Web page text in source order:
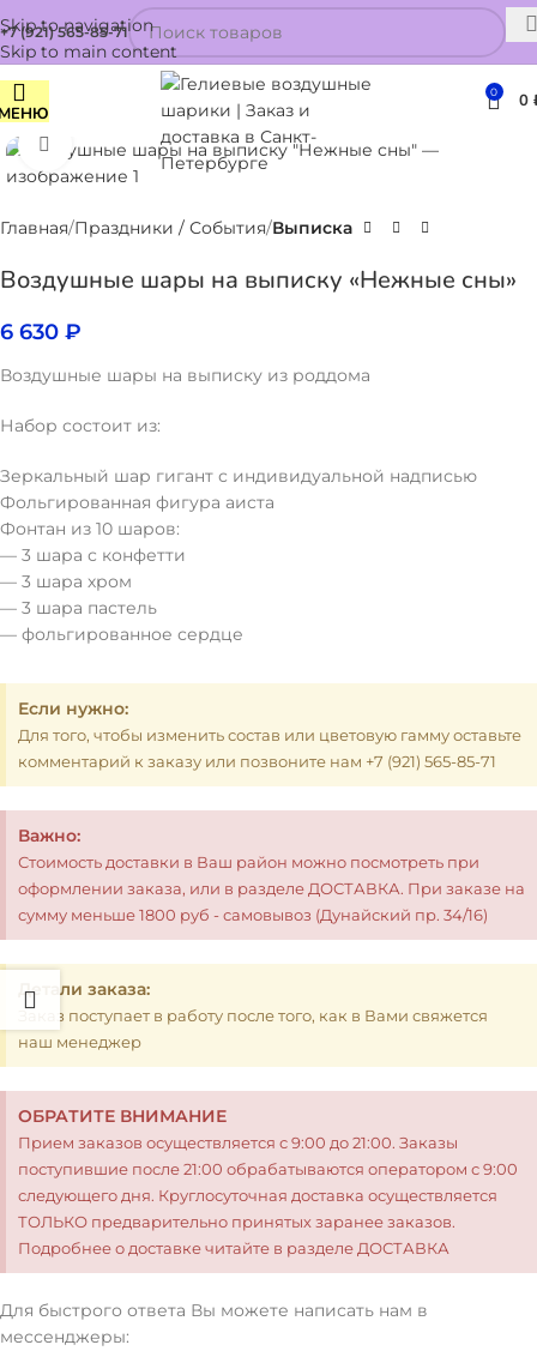
Skip to navigation
Skip to main content
+7 (921) 565-85-71
0 0
Нажмите, чтобы увеличить
Главная Праздники / События Выписка
Воздушные шары на выписку «Нежные сны»
6 630 ₽
Воздушные шары на выписку из роддома
Набор состоит из:
Зеркальный шар гигант с индивидуальной надписью
Фольгированная фигура аиста
Фонтан из 10 шаров:
— 3 шара с конфетти
— 3 шара хром
— 3 шара пастель
— фольгированное сердце
Если нужно:
Для того, чтобы изменить состав или цветовую гамму оставьте
комментарий к заказу или позвоните нам +7 (921) 565-85-71
Важно:
Стоимость доставки в Ваш район можно посмотреть при
оформлении заказа, или в разделе ДОСТАВКА. При заказе на
сумму меньше 1800 руб - самовывоз (Дунайский пр. 34/16)
Детали заказа:
Заказ поступает в работу после того, как в Вами свяжется
наш менеджер
ОБРАТИТЕ ВНИМАНИЕ
Прием заказов осуществляется с 9:00 до 21:00. Заказы
поступившие после 21:00 обрабатываются оператором с 9:00
следующего дня. Круглосуточная доставка осуществляется
ТОЛЬКО предварительно принятых заранее заказов.
Подробнее о доставке читайте в разделе ДОСТАВКА
Для быстрого ответа Вы можете написать нам в
мессенджеры: